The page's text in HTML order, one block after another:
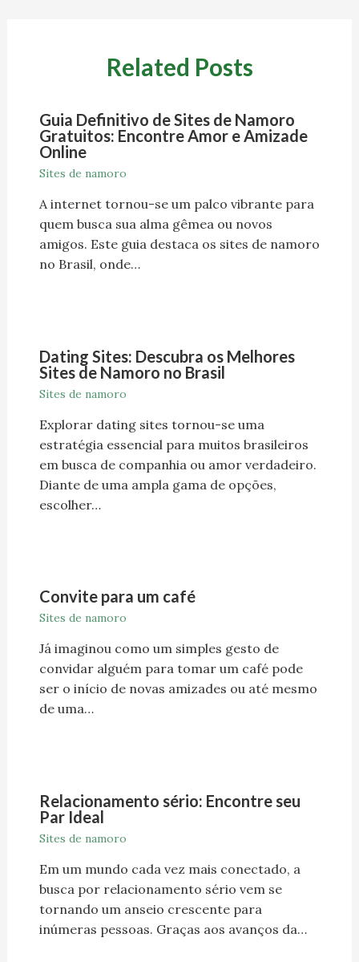
Related Posts
Guia Definitivo de Sites de Namoro
Gratuitos: Encontre Amor e Amizade
Online
Sites de namoro
A internet tornou-se um palco vibrante para
quem busca sua alma gêmea ou novos
amigos. Este guia destaca os sites de namoro
no Brasil, onde…
Dating Sites: Descubra os Melhores
Sites de Namoro no Brasil
Sites de namoro
Explorar dating sites tornou-se uma
estratégia essencial para muitos brasileiros
em busca de companhia ou amor verdadeiro.
Diante de uma ampla gama de opções,
escolher…
Convite para um café
Sites de namoro
Já imaginou como um simples gesto de
convidar alguém para tomar um café pode
ser o início de novas amizades ou até mesmo
de uma…
Relacionamento sério: Encontre seu
Par Ideal
Sites de namoro
Em um mundo cada vez mais conectado, a
busca por relacionamento sério vem se
tornando um anseio crescente para
inúmeras pessoas. Graças aos avanços da…